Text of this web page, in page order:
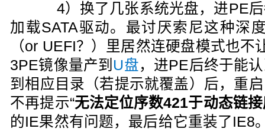
4）换了几张系统光盘，进PE后
加载SATA驱动。最讨厌索尼这种深
（or UEFI？）里居然连硬盘模式也
3PE镜像量产到 U盘，进PE后终于能
到相应目录（若提示就覆盖）后，重
不再提示“无法定位序数421于动态链
的IE果然有问题，最后给它重装了IE8